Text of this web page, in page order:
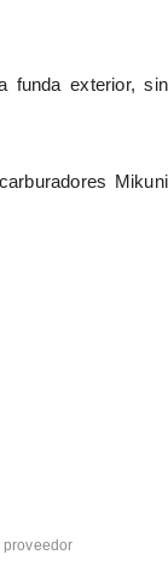
funda exterior, sin
Mikuni
proveedor